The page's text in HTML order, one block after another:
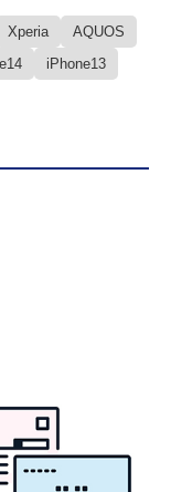
Xperia
AQUOS
iPhone13